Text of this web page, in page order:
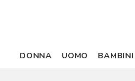
DONNA UOMO BAMBINI